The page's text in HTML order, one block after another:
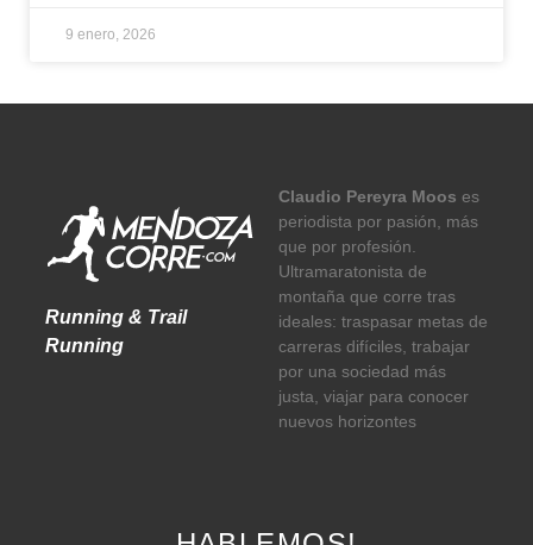
9 enero, 2026
Running & Trail
Running
Claudio Pereyra Moos es
periodista por pasión, más
que por profesión.
Ultramaratonista de
montaña que corre tras
ideales: traspasar metas de
carreras difíciles, trabajar
por una sociedad más
justa, viajar para conocer
nuevos horizontes